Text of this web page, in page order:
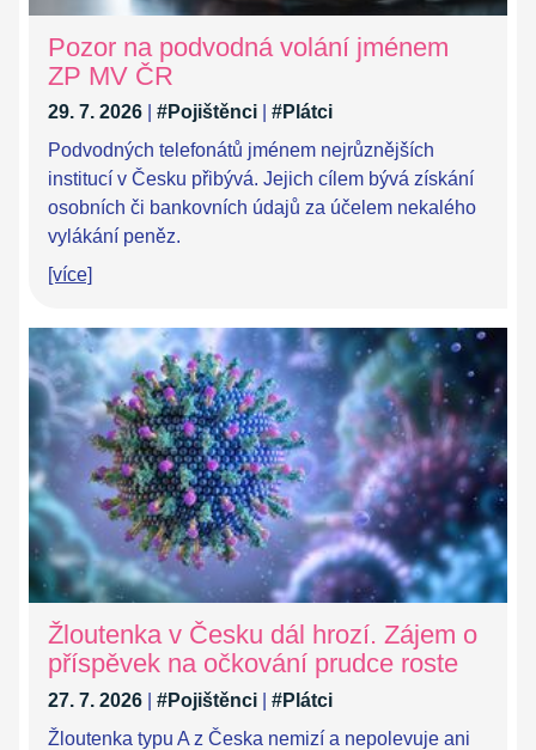
Pozor na podvodná volání jménem
ZP MV ČR
29. 7. 2026 #Pojištěnci
#Plátci
Podvodných telefonátů jménem nejrůznějších
institucí v Česku přibývá. Jejich cílem bývá získání
osobních či bankovních údajů za účelem nekalého
vylákání peněz.
[více]
Žloutenka v Česku dál hrozí. Zájem o
příspěvek na očkování prudce roste
27. 7. 2026 #Pojištěnci
#Plátci
Žloutenka typu A z Česka nemizí a nepolevuje ani